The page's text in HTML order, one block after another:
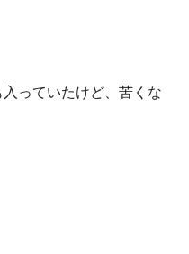
っていたけど、苦くな